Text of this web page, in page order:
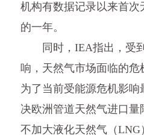
机构有数据记录以来首
的一年。
同时，IEA指出，受到
响，天然气市场面临的
为了当前受能源危机影
决欧洲管道天然气进口
不加大液化天然气（